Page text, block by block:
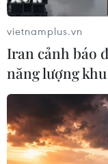
#Sân bay Nội Bài
#an toàn bay
Theo dõi
vietnamplus.vn
Iran cảnh báo
năng lượng